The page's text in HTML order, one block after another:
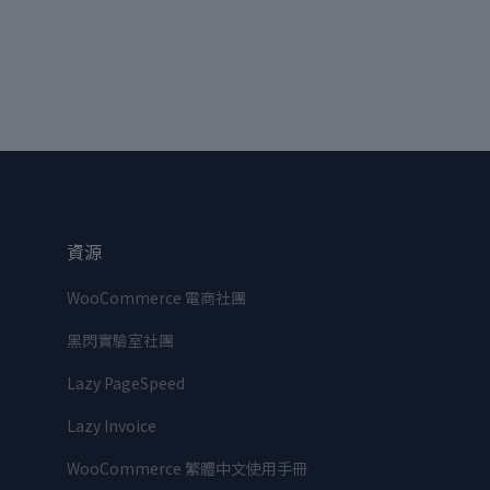
資源
WooCommerce 電商社團
黑閃實驗室社團
Lazy PageSpeed
Lazy Invoice
WooCommerce 繁體中文使用手冊